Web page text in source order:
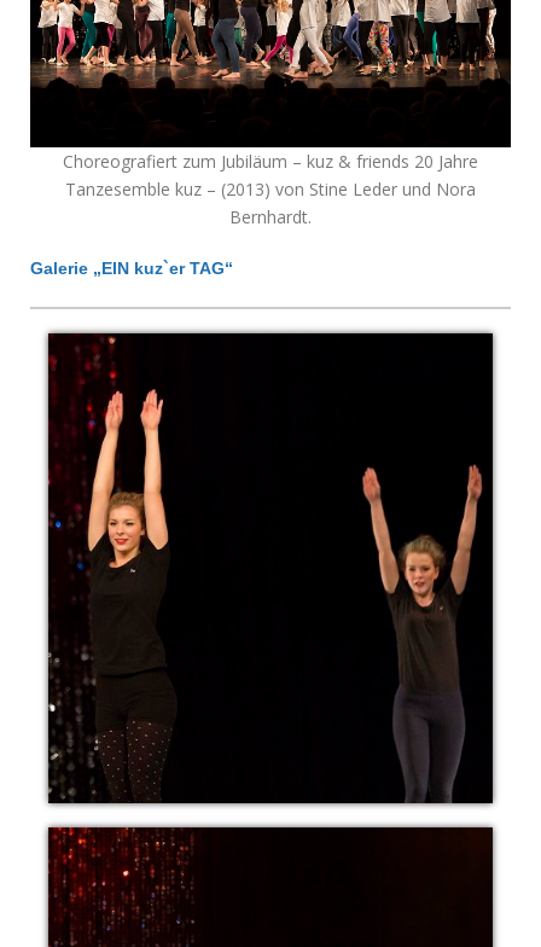
Choreografiert zum Jubiläum – kuz & friends 20 Jahre
Tanzesemble kuz – (2013) von Stine Leder und Nora
Bernhardt.
Galerie „EIN kuz`er TAG“